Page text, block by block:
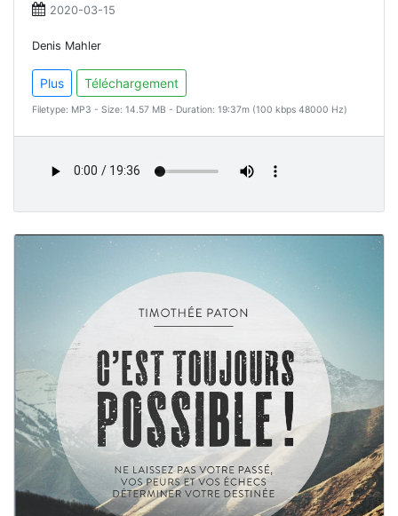
2020-03-15
Denis Mahler
Plus Téléchargement
Filetype: MP3 - Size: 14.57 MB - Duration: 19:37m (100 kbps 48000 Hz)